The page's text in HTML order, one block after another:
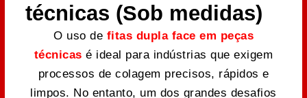
técnicas (Sob medidas)
O uso de fitas dupla face em peças
técnicas é ideal para indústrias que exigem
processos de colagem precisos, rápidos e
limpos. No entanto, um dos grandes desafios